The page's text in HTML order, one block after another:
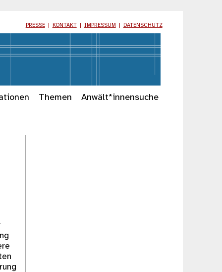
PRESSE| KONTAKT IMPRESSUM DATENSCHUTZ
Themen Anwält*innensuche